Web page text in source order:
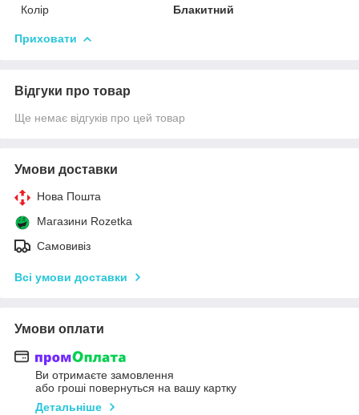
Колір Блакитний
Приховати
Відгуки про товар
Ще немає відгуків про цей товар
Умови доставки
Нова Пошта
Магазини Rozetka
Самовивіз
Всі умови доставки
Умови оплати
Ви отримаєте замовлення
або гроші повернуться на вашу картку
Детальніше